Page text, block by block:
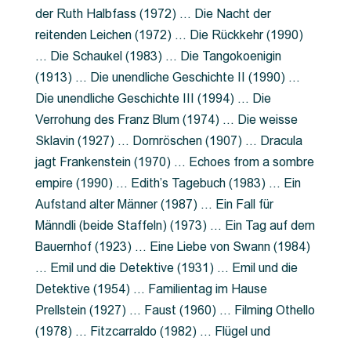
der Ruth Halbfass (1972) … Die Nacht der
reitenden Leichen (1972) … Die Rückkehr (1990)
… Die Schaukel (1983) … Die Tangokoenigin
(1913) … Die unendliche Geschichte II (1990) …
Die unendliche Geschichte III (1994) … Die
Verrohung des Franz Blum (1974) … Die weisse
Sklavin (1927) … Dornröschen (1907) … Dracula
jagt Frankenstein (1970) … Echoes from a sombre
empire (1990) … Edith’s Tagebuch (1983) … Ein
Aufstand alter Männer (1987) … Ein Fall für
Männdli (beide Staffeln) (1973) … Ein Tag auf dem
Bauernhof (1923) … Eine Liebe von Swann (1984)
… Emil und die Detektive (1931) … Emil und die
Detektive (1954) … Familientag im Hause
Prellstein (1927) … Faust (1960) … Filming Othello
(1978) … Fitzcarraldo (1982) … Flügel und